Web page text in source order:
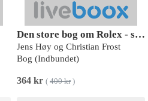
Den store bog om Rolex - signeret udgave
Jens Høy og Christian Frost
Bog (Indbundet)
364 kr ( 400 kr)